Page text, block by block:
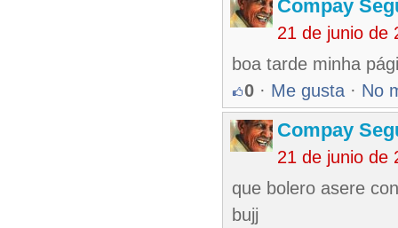
Compay
21 de junio de
boa tarde minha
0 · Me gusta · No
Compay
21 de junio de
que bolero asere
bujj